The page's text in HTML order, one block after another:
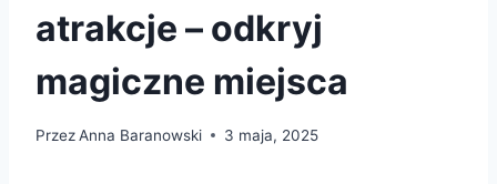
atrakcje – odkryj
magiczne miejsca
PrzezAnna Baranowski 3 maja, 2025